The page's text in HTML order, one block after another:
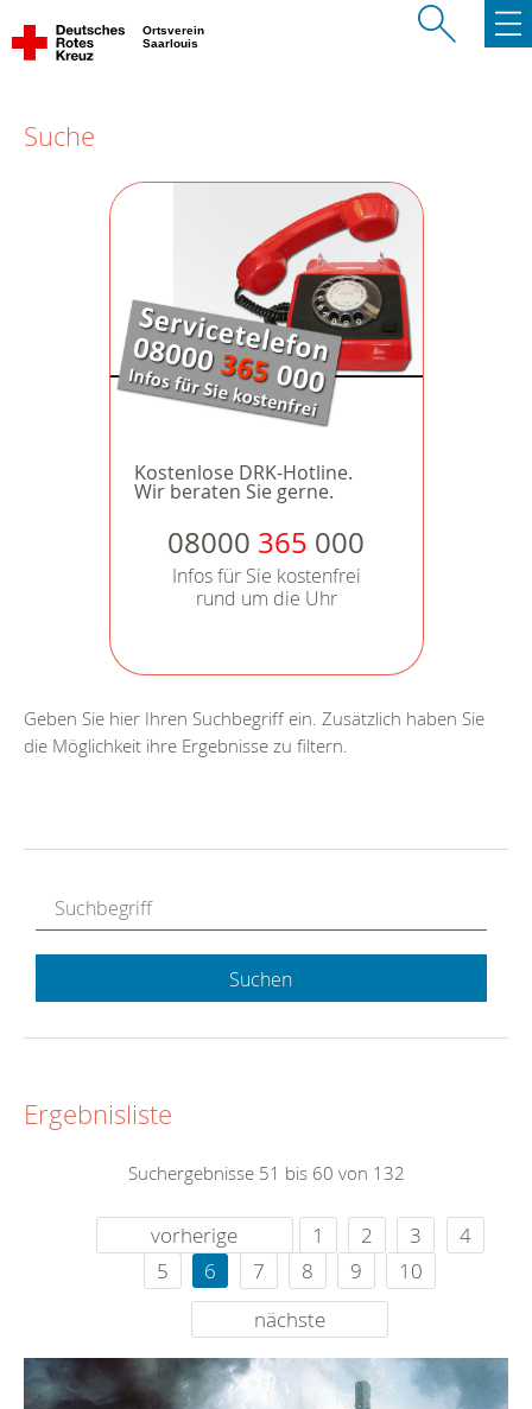
Ortsverein
Saarlouis
Suche
Kostenlose DRK-Hotline.
Wir beraten Sie gerne.
08000 365 000
Infos für Sie kostenfrei
rund um die Uhr
Geben Sie hier Ihren Suchbegriff ein. Zusätzlich haben Sie
die Möglichkeit ihre Ergebnisse zu filtern.
Suchen
Ergebnisliste
Suchergebnisse 51 bis 60 von 132
vorherige 1 2 3
4
5
6 7 8 9
10
nächste